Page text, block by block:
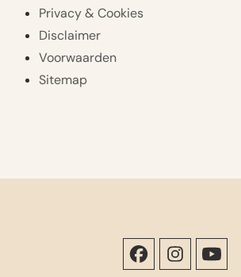
Privacy & Cookies
Disclaimer
Voorwaarden
Sitemap